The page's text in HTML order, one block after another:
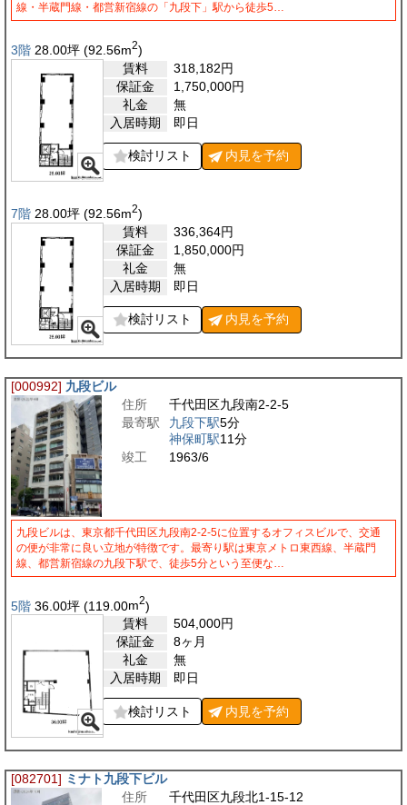
線・半蔵門線・都営新宿線の「九段下」駅から徒歩5…
3階 28.00坪 (92.56m2)
賃料
318,182円
保証金
1,750,000円
礼金
無
入居時期
即日
検討リスト 内見を予約
7階 28.00坪 (92.56m2)
賃料
336,364円
保証金
1,850,000円
礼金
無
入居時期
即日
検討リスト 内見を予約
[000992] 九段ビル
住所
千代田区九段南2-2-5
最寄駅
九段下駅5分
神保町駅11分
竣工
1963/6
九段ビルは、東京都千代田区九段南2-2-5に位置するオフィスビルで、交通
の便が非常に良い立地が特徴です。最寄り駅は東京メトロ東西線、半蔵門
線、都営新宿線の九段下駅で、徒歩5分という至便な…
5階 36.00坪 (119.00m2)
賃料
504,000円
保証金
8ヶ月
礼金
無
入居時期
即日
検討リスト 内見を予約
[082701] ミナト九段下ビル
住所
千代田区九段北1-15-12